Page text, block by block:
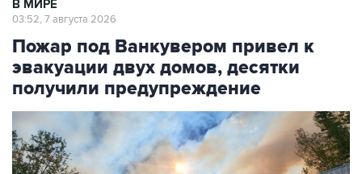
Пожар под Ванкувером привел к
эвакуации двух домов, десятки
получили предупреждение